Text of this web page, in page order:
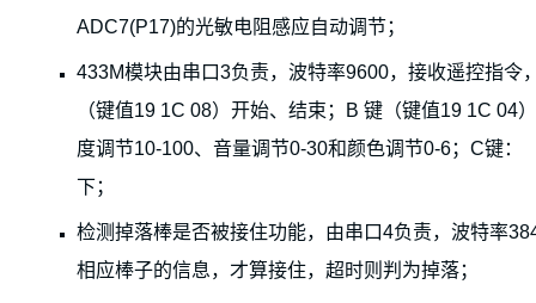
ADC7(P17)的光敏电阻感应自动调节；
433M模块由串口3负责，波特率9600，接收遥控指令
（键值19 1C 08）开始、结束；B 键（键值19 1C
度调节10-100、音量调节0-30和颜色调节0-6；C键
下；
检测掉落棒是否被接住功能，由串口4负责，波特率
相应棒子的信息，才算接住，超时则判为掉落；